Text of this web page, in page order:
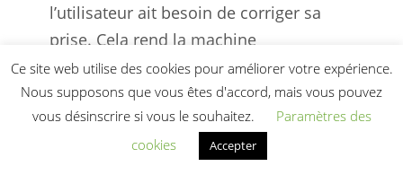
l’utilisateur ait besoin de corriger sa
prise. Cela rend la machine
particulièrement adaptée aux contextes
où l’accès se fait sans coach (hôtels,
EHPAD, espaces bien-être), car le risque
de mauvaise utilisation est réduit. Le
Ce site web utilise des cookies pour améliorer votre expérience.
Nous supposons que vous êtes d'accord, mais vous pouvez
vous désinscrire si vous le souhaitez.
Paramètres des
cookies
Accepter